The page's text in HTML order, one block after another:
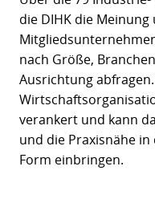
die DIHK die
nach Größe,
Ausrichtung
verankert und kann
und die Praxisnähe
Form einbringen.